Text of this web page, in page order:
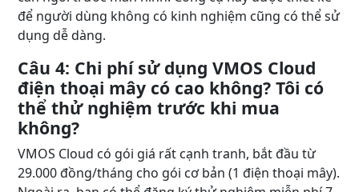
để người dùng không có kinh nghiệm cũng có thể sử
dụng dễ dàng.
Câu 4: Chi phí sử dụng VMOS Cloud
điện thoại mây có cao không? Tôi có
thể thử nghiệm trước khi mua
không?
VMOS Cloud có gói giá rất cạnh tranh, bắt đầu từ
29.000 đồng/tháng cho gói cơ bản (1 điện thoại mây).